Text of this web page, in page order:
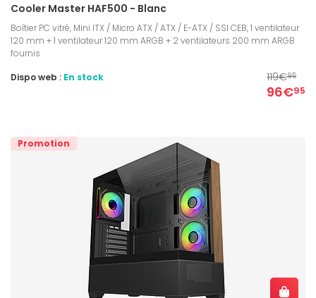
Cooler Master HAF500 - Blanc
Boîtier PC vitré, Mini ITX / Micro ATX / ATX / E-ATX / SSI CEB, 1 ventilateur
120 mm + 1 ventilateur 120 mm ARGB + 2 ventilateurs 200 mm ARGB
fournis
119€95
96€95
Dispo web : En stock
Promotion